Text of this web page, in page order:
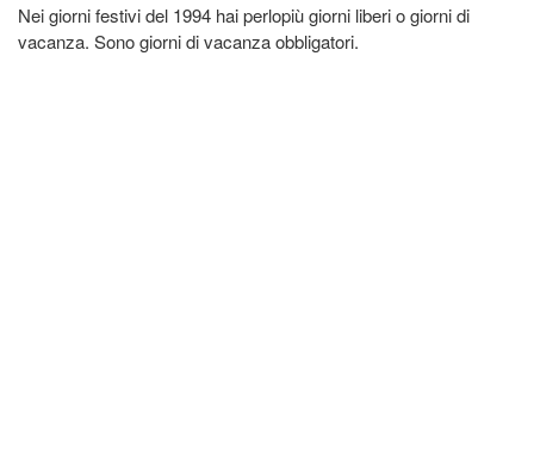
Nei giorni festivi del 1994 hai perlopiù giorni liberi o giorni di
vacanza. Sono giorni di vacanza obbligatori.